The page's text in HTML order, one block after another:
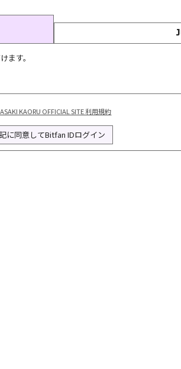
ます。
KAORU OFFICIAL SITE 利用規約
に同意してBitfan IDログイン